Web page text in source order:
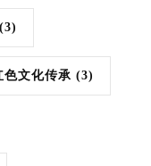
(3)
色文化传承 (3)